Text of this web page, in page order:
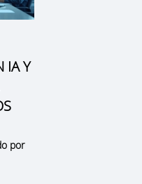
IA Y
por